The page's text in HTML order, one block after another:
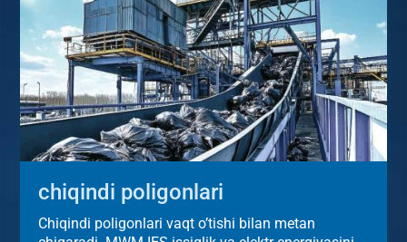
chiqindi poligonlari
Chiqindi poligonlari vaqt o’tishi bilan metan